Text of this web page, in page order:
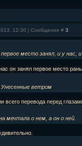
12:30 | Сообщение # 3
место занял, и у нас, и
он занял первое место
Унесенные ветром
всего перевода перед
мечтала о нем, а он о ней.